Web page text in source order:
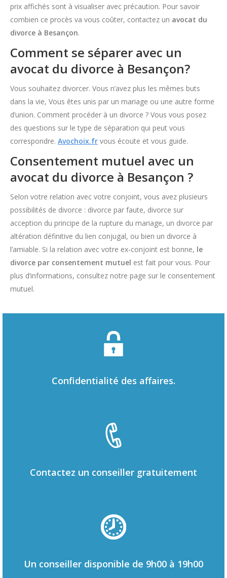
prix affichés sont à visualiser avec précaution. Pour savoir
combien ce procès va vous coûter, contactez un avocat du
divorce à Besançon.
Comment se séparer avec un
avocat du divorce à Besançon?
Vous souhaitez divorcer. Vous n’avez plus les mêmes buts
dans la vie, Vous êtes unis par un mariage ou une autre forme
d’union. Comment procéder à un divorce ? Vous vous posez
des questions sur le type de séparation qui peut vous
correspondre. Avochoix.fr vous écoute et vous guide.
Consentement mutuel avec un
avocat du divorce à Besançon ?
Selon votre relation avec votre conjoint, vous avez plusieurs
possibilités de divorce : divorce par faute, divorce sur
acception du principe de la rupture du mariage, un divorce par
altération définitive du lien conjugal, ou bien un divorce à
l’amiable. Si la relation avec votre ex-conjoint est bonne, le
divorce par consentement mutuel est fait pour vous. Pour
plus d’informations, consultez notre page sur le consentement
mutuel.
Confidentialité des affaires.
Contactez un conseiller gratuitement
Un conseiller disponible de 9h00 à 19h00